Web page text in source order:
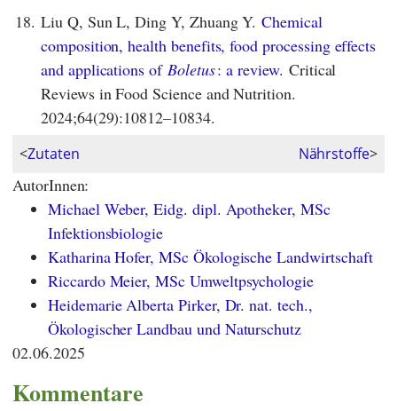
18. Liu Q, Sun L, Ding Y, Zhuang Y.Chemical
composition, health benefits, food processing effects
and applications of Boletus: a review. Critical
Reviews in Food Science and Nutrition.
2024;64(29):10812–10834.
<Zutaten Nährstoffe>
AutorInnen:
Michael Weber, Eidg. dipl. Apotheker, MSc
Infektionsbiologie
Katharina Hofer, MSc Ökologische Landwirtschaft
Riccardo Meier, MSc Umweltpsychologie
Heidemarie Alberta Pirker, Dr. nat. tech.,
Ökologischer Landbau und Naturschutz
02.06.2025
Kommentare